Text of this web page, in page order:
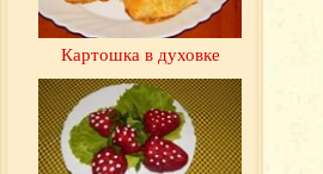
Картошка в духовке